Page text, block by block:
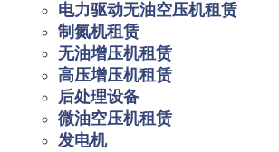
电力驱动无油空压机租赁
制氮机租赁
无油增压机租赁
高压增压机租赁
后处理设备
微油空压机租赁
发电机